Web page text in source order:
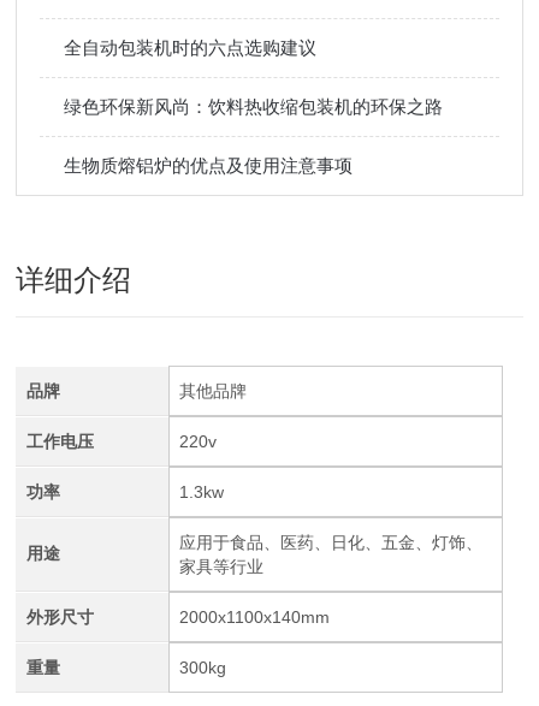
全自动包装机时的六点选购建议
绿色环保新风尚：饮料热收缩包装机的环保之路
生物质熔铝炉的优点及使用注意事项
详细介绍
品牌 其他品牌
工作电压 220v
功率 1.3kw
用途
应用于食品、医药、日化、五金、灯饰、
家具等行业
外形尺寸 2000x1100x140mm
重量 300kg